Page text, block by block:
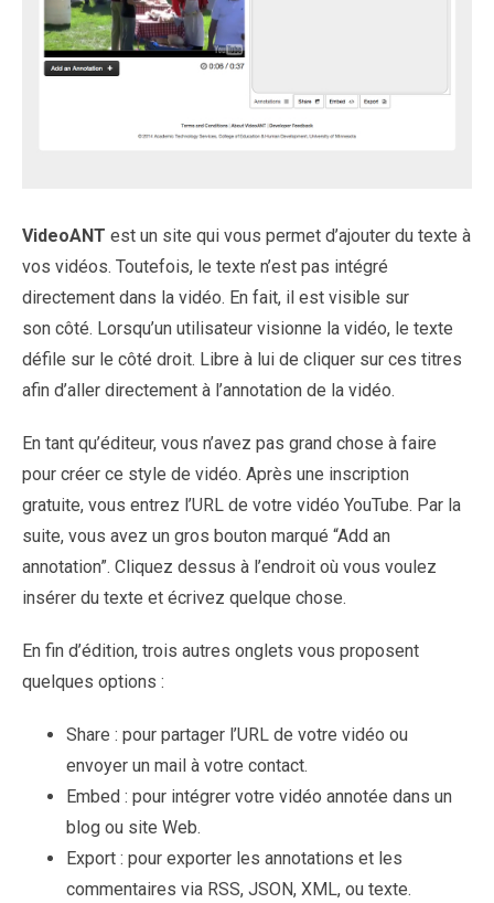
VideoANT est un site qui vous permet d’ajouter du texte à
vos vidéos. Toutefois, le texte n’est pas intégré
directement dans la vidéo. En fait, il est visible sur
son côté. Lorsqu’un utilisateur visionne la vidéo, le texte
défile sur le côté droit. Libre à lui de cliquer sur ces titres
afin d’aller directement à l’annotation de la vidéo.
En tant qu’éditeur, vous n’avez pas grand chose à faire
pour créer ce style de vidéo. Après une inscription
gratuite, vous entrez l’URL de votre vidéo YouTube. Par la
suite, vous avez un gros bouton marqué “Add an
annotation”. Cliquez dessus à l’endroit où vous voulez
insérer du texte et écrivez quelque chose.
En fin d’édition, trois autres onglets vous proposent
quelques options :
Share : pour partager l’URL de votre vidéo ou
envoyer un mail à votre contact.
Embed : pour intégrer votre vidéo annotée dans un
blog ou site Web.
Export : pour exporter les annotations et les
commentaires via RSS, JSON, XML, ou texte.